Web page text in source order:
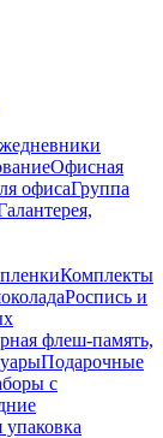
Офисная
офисаГруппа
Комплекты
Роспись и
флеш-память,
Подарочные
с